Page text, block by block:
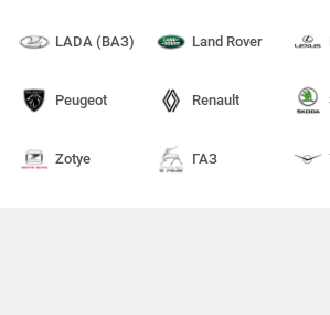
LADA (ВАЗ) Land Rover
Peugeot Renault
Zotye ГАЗ